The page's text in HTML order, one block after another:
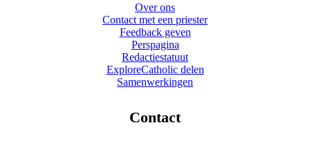
Over ons
Contact met een priester
Feedback geven
Perspagina
Redactiestatuut
ExploreCatholic delen
Samenwerkingen
Contact